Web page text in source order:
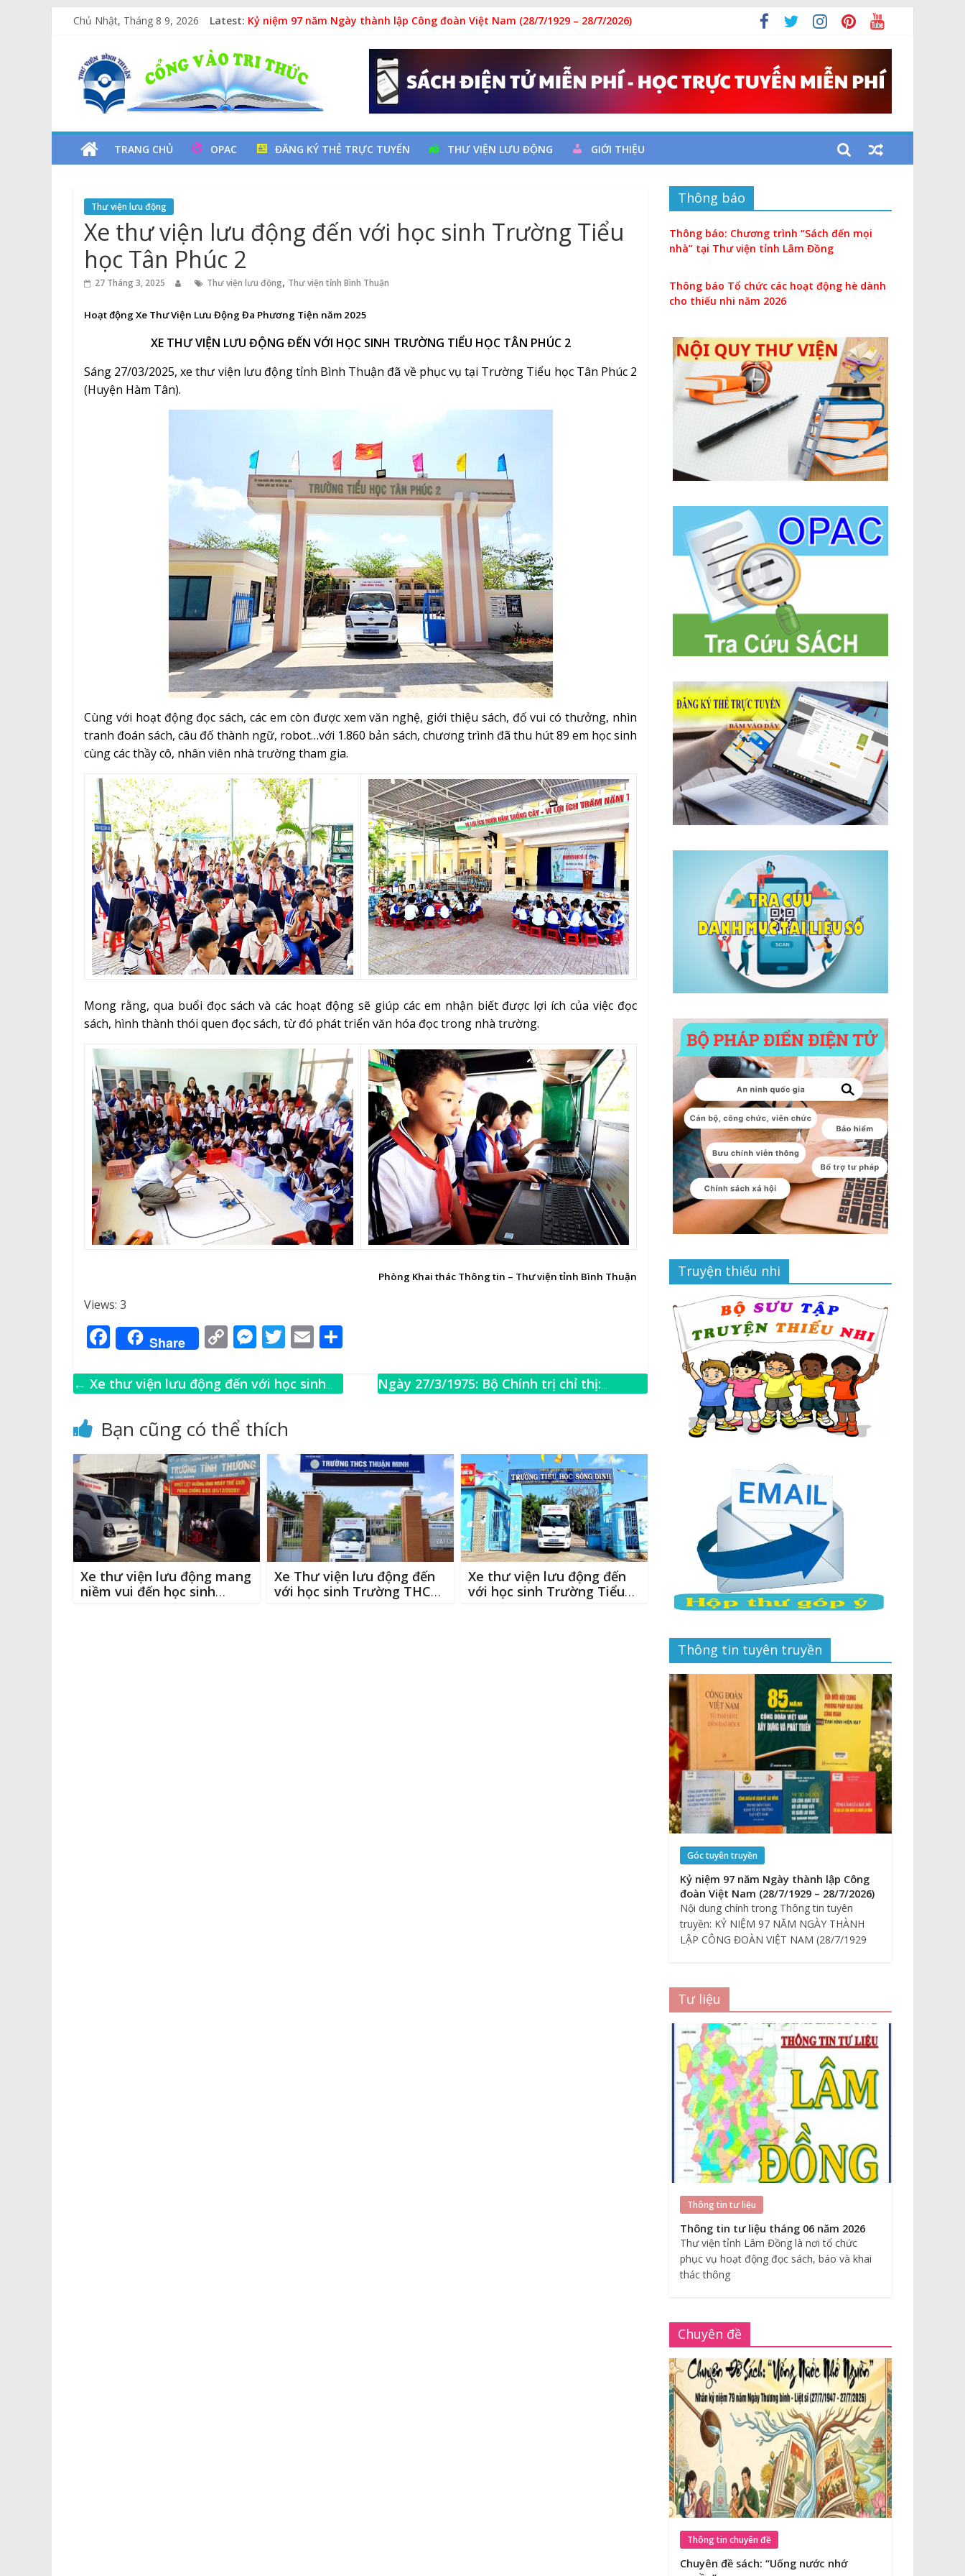
Chủ Nhật, Tháng 8 9, 2026 Latest: Lan tỏa văn hóa đọc qua chương trình giao lưu và trao tặng sách cho thiếu nhi
Các yếu tố nguy cơ đột quỵ não và dự phòng
Vịt Con Cẩu Thả
Thư
Viện
Tỉnh
Bình
Thuận
Cổng
Vào
Tri
TRANG CHỦ OPAC ĐĂNG KÝ THẺ TRỰC TUYẾN THƯ VIỆN LƯU ĐỘNG GIỚI THIỆU
Thư viện lưu động
Xe thư viện lưu động đến với học sinh Trường Tiểu
học Tân Phúc 2
27 Tháng 3, 2025 Thư viện lưu động, Thư viện tỉnh Bình Thuận
Hoạt động Xe Thư Viện Lưu Động Đa Phương Tiện năm 2025
XE THƯ VIỆN LƯU ĐỘNG ĐẾN VỚI HỌC SINH TRƯỜNG TIỂU HỌC TÂN PHÚC 2
Sáng 27/03/2025, xe thư viện lưu động tỉnh Bình Thuận đã về phục vụ tại Trường Tiểu học Tân Phúc 2
(Huyện Hàm Tân).
Cùng với hoạt động đọc sách, các em còn được xem văn nghệ, giới thiệu sách, đố vui có thưởng, nhìn
tranh đoán sách, câu đố thành ngữ, robot…với 1.860 bản sách, chương trình đã thu hút 89 em học sinh
cùng các thầy cô, nhân viên nhà trường tham gia.
Mong rằng, qua buổi đọc sách và các hoạt động sẽ giúp các em nhận biết được lợi ích của việc đọc
sách, hình thành thói quen đọc sách, từ đó phát triển văn hóa đọc trong nhà trường.
Phòng Khai thác Thông tin – Thư viện tỉnh Bình Thuận
Views: 3
F
a
c
b
o
o
k
Share C
p
Li
n
k
M
ss
n
g
e
r
T
it
r
E
ai ar
← Xe thư viện lưu động đến với học sinh
Ngày 27/3/1975: Bộ Chính trị chỉ thị:
Bạn cũng có thể thích
Xe thư viện lưu động mang
niềm vui đến học sinh
Xe Thư viện lưu động đến
với học sinh Trường THCS
Xe thư viện lưu động đến
với học sinh Trường Tiểu
Thông báo
Thông báo: Chương trình “Sách đến mọi
nhà” tại Thư viện tỉnh Lâm Đồng
Thông báo Tổ chức các hoạt động hè dành
cho thiếu nhi năm 2026
Truyện thiếu nhi
Thông tin tuyên truyền
Góc tuyên truyền
Kỷ niệm 97 năm Ngày thành lập Công
đoàn Việt Nam (28/7/1929 – 28/7/2026)
Nội dung chính trong Thông tin tuyên
truyền: KỶ NIỆM 97 NĂM NGÀY THÀNH
LẬP CÔNG ĐOÀN VIỆT NAM (28/7/1929
Tư liệu
Thông tin tư liệu
Thông tin tư liệu tháng 06 năm 2026
Thư viện tỉnh Lâm Đồng là nơi tổ chức
phục vụ hoạt động đọc sách, báo và khai
thác thông
Chuyên đề
Thông tin chuyên đề
Chuyên đề sách: “Uống nước nhớ